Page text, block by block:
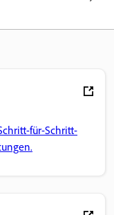
für-Schritt-